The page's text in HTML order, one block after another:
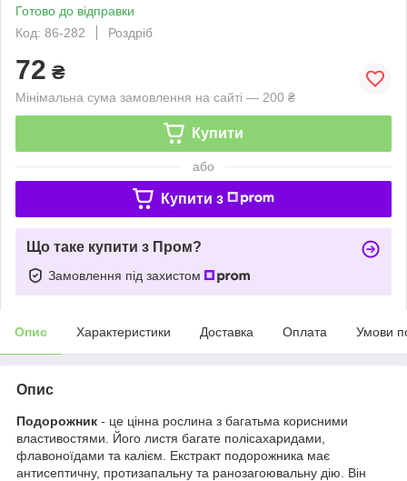
Готово до відправки
Код: 86-282
Роздріб
72 ₴
Мінімальна сума замовлення на сайті — 200 ₴
Купити
або
Купити з
Що таке купити з Пром?
Замовлення під захистом
Опис Характеристики Доставка Оплата Умови
Опис
Подорожник - це цінна рослина з багатьма корисними
властивостями. Його листя багате полісахаридами,
флавоноїдами та калієм. Екстракт подорожника має
антисептичну, протизапальну та ранозагоювальну дію. Він